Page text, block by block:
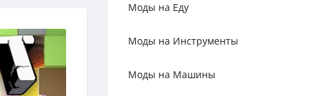
Моды на Еду
Моды на Инструменты
Моды на Машины